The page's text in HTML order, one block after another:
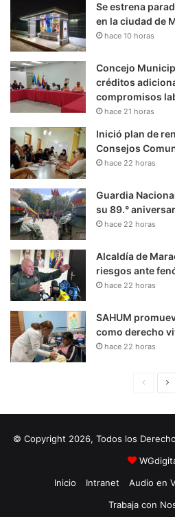
Se estrena
en la ciudad de
hace 10 horas
Concejo
créditos
compromisos
hace 21 horas
Inició plan de
Consejos
hace 22 horas
Guardia
su 89.°
hace 22 horas
Alcaldía de
riesgos ante
hace 22 horas
SAHUM
como derecho
hace 22 horas
i
n
a
u
i
e
© Copyright 2026, Todos los
Inicio
Intranet Audio en
Trabaja con